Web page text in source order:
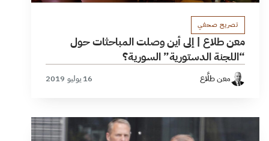
تصريح صحفي
معن طلاع | إلى أين وصلت المباحثات حول
“اللجنة الدستورية” السورية؟
معن طلَّاع 16 يوليو 2019